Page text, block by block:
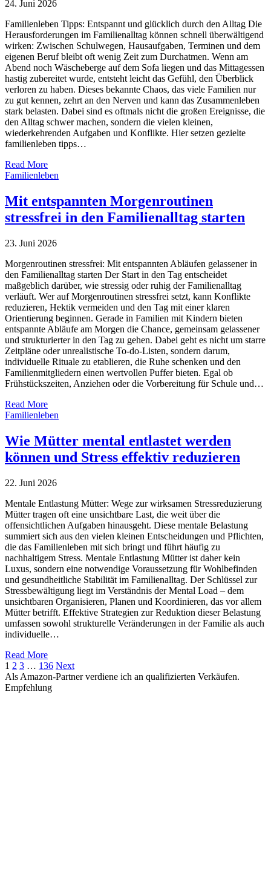
24. Juni 2026
Familienleben Tipps: Entspannt und glücklich durch den Alltag Die
Herausforderungen im Familienalltag können schnell überwältigend
wirken: Zwischen Schulwegen, Hausaufgaben, Terminen und dem
eigenen Beruf bleibt oft wenig Zeit zum Durchatmen. Wenn am
Abend noch Wäscheberge auf dem Sofa liegen und das Mittagessen
hastig zubereitet wurde, entsteht leicht das Gefühl, den Überblick
verloren zu haben. Dieses bekannte Chaos, das viele Familien nur
zu gut kennen, zehrt an den Nerven und kann das Zusammenleben
stark belasten. Dabei sind es oftmals nicht die großen Ereignisse, die
den Alltag schwer machen, sondern die vielen kleinen,
wiederkehrenden Aufgaben und Konflikte. Hier setzen gezielte
familienleben tipps…
Read More
Familienleben
Mit entspannten Morgenroutinen
stressfrei in den Familienalltag starten
23. Juni 2026
Morgenroutinen stressfrei: Mit entspannten Abläufen gelassener in
den Familienalltag starten Der Start in den Tag entscheidet
maßgeblich darüber, wie stressig oder ruhig der Familienalltag
verläuft. Wer auf Morgenroutinen stressfrei setzt, kann Konflikte
reduzieren, Hektik vermeiden und den Tag mit einer klaren
Orientierung beginnen. Gerade in Familien mit Kindern bieten
entspannte Abläufe am Morgen die Chance, gemeinsam gelassener
und strukturierter in den Tag zu gehen. Dabei geht es nicht um starre
Zeitpläne oder unrealistische To-do-Listen, sondern darum,
individuelle Rituale zu etablieren, die Ruhe schenken und den
Familienmitgliedern einen wertvollen Puffer bieten. Egal ob
Frühstückszeiten, Anziehen oder die Vorbereitung für Schule und…
Read More
Familienleben
Wie Mütter mental entlastet werden
können und Stress effektiv reduzieren
22. Juni 2026
Mentale Entlastung Mütter: Wege zur wirksamen Stressreduzierung
Mütter tragen oft eine unsichtbare Last, die weit über die
offensichtlichen Aufgaben hinausgeht. Diese mentale Belastung
summiert sich aus den vielen kleinen Entscheidungen und Pflichten,
die das Familienleben mit sich bringt und führt häufig zu
nachhaltigem Stress. Mentale Entlastung Mütter ist daher kein
Luxus, sondern eine notwendige Voraussetzung für Wohlbefinden
und gesundheitliche Stabilität im Familienalltag. Der Schlüssel zur
Stressbewältigung liegt im Verständnis der Mental Load – dem
unsichtbaren Organisieren, Planen und Koordinieren, das vor allem
Mütter betrifft. Effektive Strategien zur Reduktion dieser Belastung
umfassen sowohl strukturelle Veränderungen in der Familie als auch
individuelle…
Read More
1 2 3 … 136 Next
Als Amazon-Partner verdiene ich an qualifizierten Verkäufen.
Empfehlung